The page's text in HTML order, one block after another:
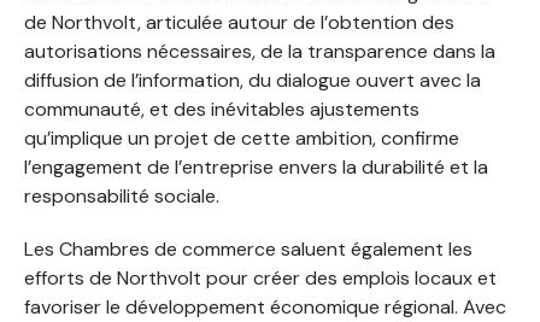
de Northvolt, articulée autour de l’obtention des
autorisations nécessaires, de la transparence dans la
diffusion de l’information, du dialogue ouvert avec la
communauté, et des inévitables ajustements
qu’implique un projet de cette ambition, confirme
l’engagement de l’entreprise envers la durabilité et la
responsabilité sociale.
Les Chambres de commerce saluent également les
efforts de Northvolt pour créer des emplois locaux et
favoriser le développement économique régional. Avec